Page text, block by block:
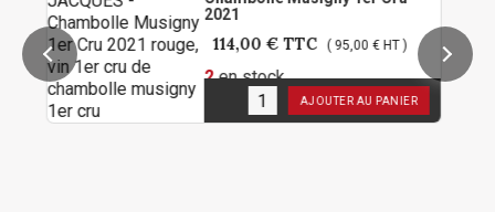
2021
114,00 € TTC ( 95,00 € HT )
2en stock
AJOUTER AU PANIER